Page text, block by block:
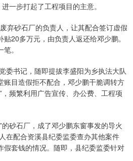
一步打起了工程项目的主意。
弃砂石厂的负责人，让其配合签订虚假
20多万元，由负责人返还给邓少鹏。
。
委书记，随即提拔李盛阳为乡执法大队
账目造假拒不配合，邓少鹏干脆调转方
频繁利用广告宣传、办公费、工程项
砂石厂，成了邓少鹏东窗事发的导火
在配合资溪县纪委监委查办其他案件
假套钱的情况。随即，县纪委监委针对